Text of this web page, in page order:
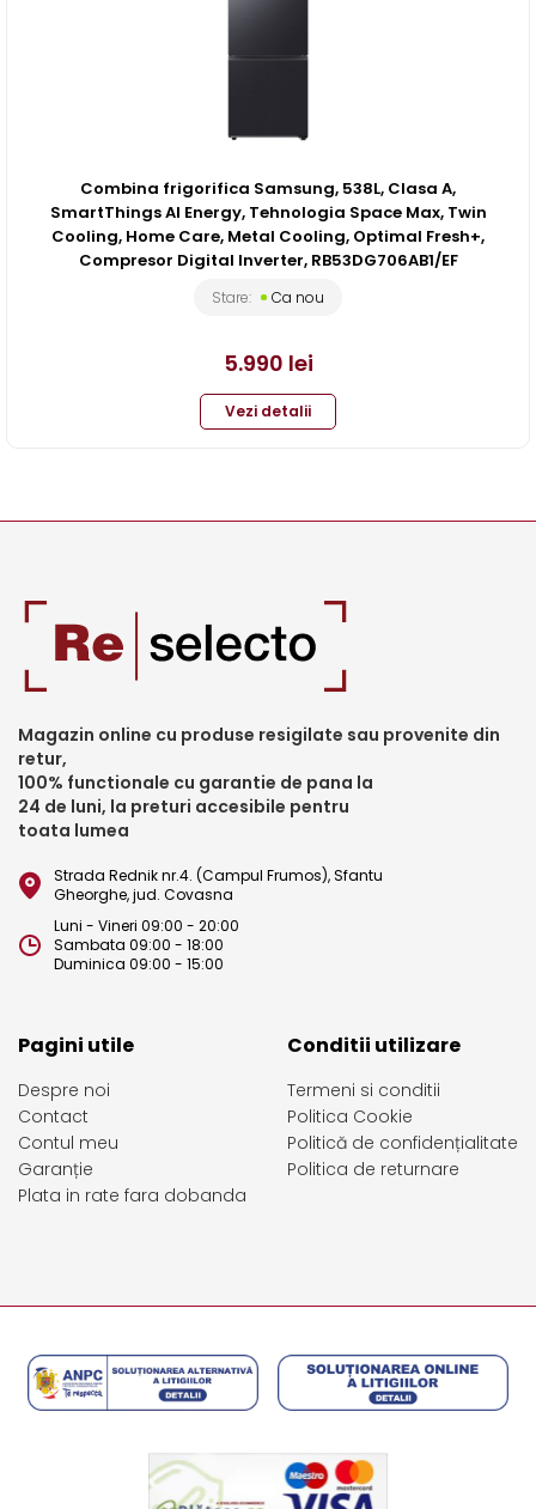
Combina frigorifica Samsung, 538L, Clasa A,
SmartThings AI Energy, Tehnologia Space Max, Twin
Cooling, Home Care, Metal Cooling, Optimal Fresh+,
Compresor Digital Inverter, RB53DG706AB1/EF
Stare: Ca nou
5.990 lei
Vezi detalii
Magazin online cu produse resigilate sau provenite din
retur,
100% functionale cu garantie de pana la
24 de luni, la preturi accesibile pentru
toata lumea
Strada Rednik nr.4. (Campul Frumos), Sfantu
Gheorghe, jud. Covasna
Luni - Vineri 09:00 - 20:00
Sambata 09:00 - 18:00
Duminica 09:00 - 15:00
Pagini utile
Despre noi
Contact
Contul meu
Garanție
Plata in rate fara dobanda
Conditii utilizare
Termeni si conditii
Politica Cookie
Politică de confidențialitate
Politica de returnare